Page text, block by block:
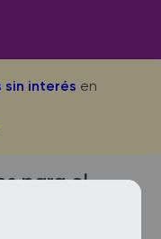
sin interés en
para el
a